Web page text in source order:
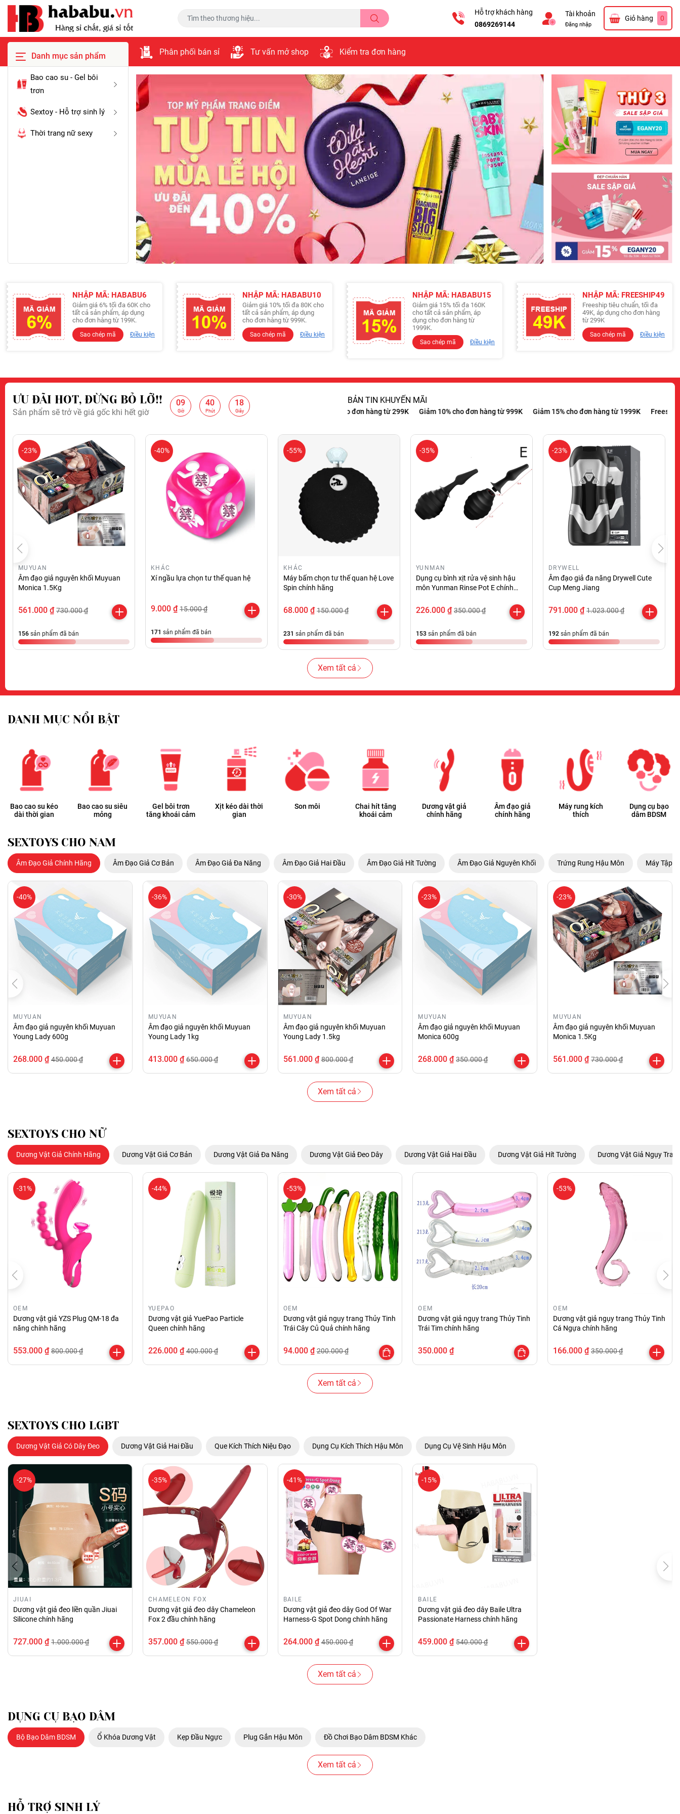
Hỗ trợ khách hàng
0869269144
Tài khoản
Đăng nhập
Giỏ hàng 0
Danh mục sản phẩm Phân phối bán sỉ Tư vấn mở shop Kiểm tra đơn hàng
Bao cao su - Gel bôi
trơn
Sextoy - Hỗ trợ sinh lý
Thời trang nữ sexy
NHẬP MÃ: HABABU6
Giảm giá 6% tối đa 60K cho
tất cả sản phẩm, áp dụng
cho đơn hàng từ 199K.
Sao chép mã Điều kiện
NHẬP MÃ: HABABU10
Giảm giá 10% tối đa 80K cho
tất cả sản phẩm, áp dụng
cho đơn hàng từ 999K.
Sao chép mã Điều kiện
NHẬP MÃ: HABABU15
Giảm giá 15% tối đa 160K
cho tất cả sản phẩm, áp
dụng cho đơn hàng từ
1999K.
Sao chép mã Điều kiện
NHẬP MÃ: FREESHIP49
Freeship tiêu chuẩn, tối đa
49K, áp dụng cho đơn hàng
từ 299K
Sao chép mã Điều kiện
ƯU ĐÃI HOT, ĐỪNG BỎ LỠ!!
Sản phẩm sẽ trở về giá gốc khi hết giờ
09
Giờ
40
Phút
16
Giây
BẢN TIN KHUYẾN MÃI
Giảm 10% cho đơn hàng từ 999K Giảm 15% cho đơn hàng từ 1999K Freeship cho đơn hàng từ 299K Giảm 10% cho đơn hàng từ 999K Giảm 15% cho đơn hàng từ
-23%
MUYUAN
Âm đạo giả nguyên khối Muyuan
Monica 1.5Kg
561.000 ₫ 730.000 ₫
156 sản phẩm đã bán
-23%
DRYWELL
Âm đạo giả đa năng Drywell Cute
Cup Meng Jiang
791.000 ₫ 1.023.000 ₫
192 sản phẩm đã bán
-40%
KHÁC
Xí ngầu lựa chọn tư thế quan hệ
9.000 ₫ 15.000 ₫
171 sản phẩm đã bán
-55%
KHÁC
Máy bấm chọn tư thế quan hệ Love
Spin chính hãng
68.000 ₫ 150.000 ₫
231 sản phẩm đã bán
-35%
YUNMAN
Dụng cụ bình xịt rửa vệ sinh hậu
môn Yunman Rinse Pot E chính
226.000 ₫ 350.000 ₫
153 sản phẩm đã bán
Xem tất cả
DANH MỤC NỔI BẬT
Bao cao su kéo
dài thời gian
Bao cao su siêu
mỏng
Gel bôi trơn
tăng khoái cảm
Xịt kéo dài thời
gian
Son môi
Chai hít tăng
khoái cảm
Dương vật giả
chính hãng
Âm đạo giả
chính hãng
Máy rung kích
thích
Dụng cụ bạo
dâm BDSM
SEXTOYS CHO NAM
Âm Đạo Giả Chính Hãng Âm Đạo Giả Cơ Bản Âm Đạo Giả Đa Năng Âm Đạo Giả Hai Đầu Âm Đạo Giả Hít Tường Âm Đạo Giả Nguyên Khối Trứng Rung Hậu Môn Máy Tập
-40%
MUYUAN
Âm đạo giả nguyên khối Muyuan
Young Lady 600g
268.000 ₫ 450.000 ₫
-36%
MUYUAN
Âm đạo giả nguyên khối Muyuan
Young Lady 1kg
413.000 ₫ 650.000 ₫
-30%
MUYUAN
Âm đạo giả nguyên khối Muyuan
Young Lady 1.5kg
561.000 ₫ 800.000 ₫
-23%
MUYUAN
Âm đạo giả nguyên khối Muyuan
Monica 600g
268.000 ₫ 350.000 ₫
-23%
MUYUAN
Âm đạo giả nguyên khối Muyuan
Monica 1.5Kg
561.000 ₫ 730.000 ₫
Xem tất cả
SEXTOYS CHO NỮ
Dương Vật Giả Chính Hãng Dương Vật Giả Cơ Bản Dương Vật Giả Đa Năng Dương Vật Giả Đeo Dây Dương Vật Giả Hai Đầu Dương Vật Giả Hít Tường Dương Vật Giả Ngụy
-31%
OEM
Dương vật giả YZS Plug QM-18 đa
năng chính hãng
553.000 ₫ 800.000 ₫
-44%
YUEPAO
Dương vật giả YuePao Particle
Queen chính hãng
226.000 ₫ 400.000 ₫
-53%
OEM
Dương vật giả ngụy trang Thủy Tinh
Trái Cây Củ Quả chính hãng
94.000 ₫ 200.000 ₫
OEM
Dương vật giả ngụy trang Thủy Tinh
Trái Tim chính hãng
350.000 ₫
-53%
OEM
Dương vật giả ngụy trang Thủy Tinh
Cá Ngựa chính hãng
166.000 ₫ 350.000 ₫
Xem tất cả
SEXTOYS CHO LGBT
Dương Vật Giả Có Dây Đeo Dương Vật Giả Hai Đầu Que Kích Thích Niệu Đạo Dụng Cụ Kích Thích Hậu Môn Dụng Cụ Vệ Sinh Hậu Môn
-27%
JIUAI
Dương vật giả đeo liền quần Jiuai
Silicone chính hãng
727.000 ₫ 1.000.000 ₫
-35%
CHAMELEON FOX
Dương vật giả đeo dây Chameleon
Fox 2 đầu chính hãng
357.000 ₫ 550.000 ₫
-41%
BAILE
Dương vật giả đeo dây God Of War
Harness-G Spot Dong chính hãng
264.000 ₫ 450.000 ₫
-15%
BAILE
Dương vật giả đeo dây Baile Ultra
Passionate Harness chính hãng
459.000 ₫ 540.000 ₫
Xem tất cả
DỤNG CỤ BẠO DÂM
Bộ Bạo Dâm BDSM Ổ Khóa Dương Vật Kẹp Đầu Ngực Plug Gắn Hậu Môn Đồ Chơi Bạo Dâm BDSM Khác
Xem tất cả
HỖ TRỢ SINH LÝ